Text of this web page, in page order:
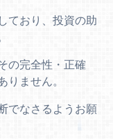
ており、投資の助
の完全性・正確
ません。
でなさるようお願